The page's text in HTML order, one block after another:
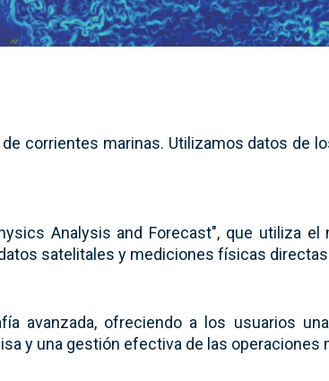
corrientes marinas. Utilizamos datos de
Analysis and Forecast", que utiliza
satelitales y mediciones físicas
avanzada, ofreciendo a los usuarios
y una gestión efectiva de las operaciones